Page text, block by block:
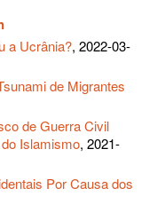
a Ucrânia?, 2022-03-
de Migrantes
de Guerra Civil
Islamismo, 2021-
Por Causa dos